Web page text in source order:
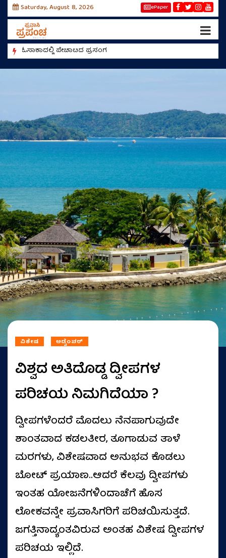
Saturday, August 8, 2026 ePaper
ಓಸಾಕಾದಲ್ಲಿ ಪೇಚಾಟದ ಪ್ರಸಂಗ
ವಿಶೇಷ ಅಡ್ವೆಂಚರ್
ವಿಶ್ವದ ಅತಿದೊಡ್ಡ ದ್ವೀಪಗಳ
ಪರಿಚಯ ನಿಮಗಿದೆಯಾ ?
ದ್ವೀಪಗಳೆಂದರೆ ಮೊದಲು ನೆನಪಾಗುವುದೇ
ಶಾಂತವಾದ ಕಡಲತೀರ, ತೂಗಾಡುವ ತಾಳೆ
ಮರಗಳು, ವಿಶೇಷವಾದ ಅನುಭವ ಕೊಡಲು
ಬೋಟ್ ಪ್ರಯಾಣ..ಆದರೆ ಕೆಲವು ದ್ವೀಪಗಳು
ಇಂತಹ ಯೋಜನೆಗಳಿಂದಾಚೆಗೆ ಹೊಸ
ಲೋಕವನ್ನೇ ಪ್ರವಾಸಿಗರಿಗೆ ಪರಿಚಯಿಸುತ್ತದೆ.
ಜಗತ್ತಿನಾದ್ಯಂತವಿರುವ ಅಂತಹ ವಿಶೇಷ ದ್ವೀಪಗಳ
ಪರಿಚಯ ಇಲ್ಲಿದೆ.